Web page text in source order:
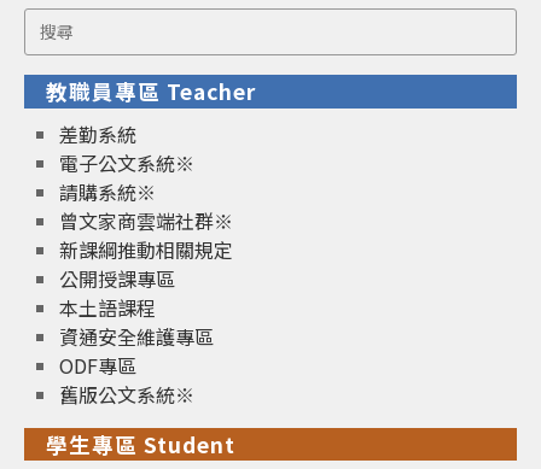
Search
for:
教職員專區 Teacher
差勤系統
電子公文系統※
請購系統※
曾文家商雲端社群※
新課綱推動相關規定
公開授課專區
本土語課程
資通安全維護專區
ODF專區
舊版公文系統※
學生專區 Student